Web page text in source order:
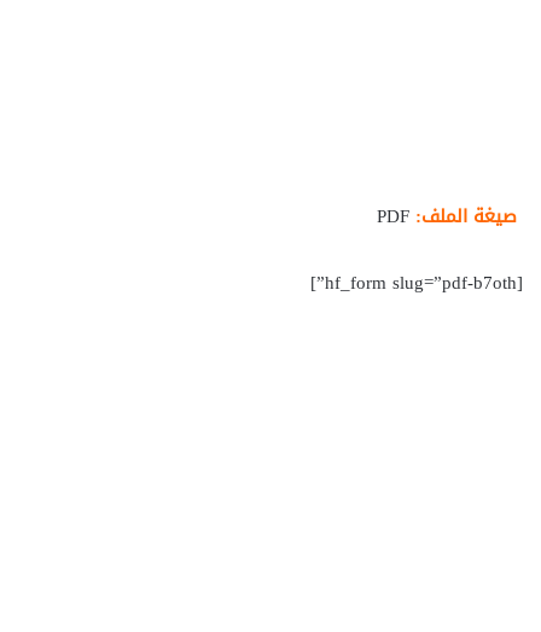
صيغة الملف:
[hf_form slug=”pdf-b7oth”]